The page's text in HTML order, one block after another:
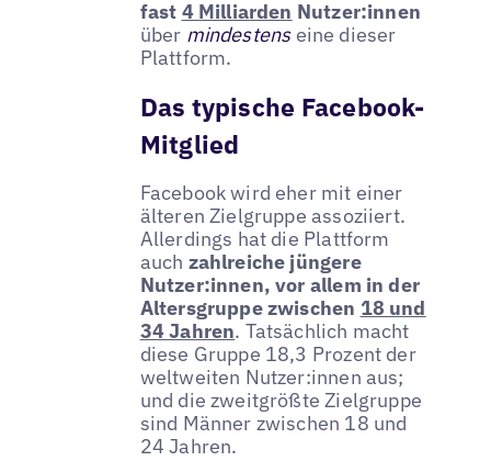
fast 4 Milliarden Nutzer:innen
über mindestenseine dieser
Plattform.
Das typische Facebook-
Mitglied
Facebook wird eher mit einer
älteren Zielgruppe assoziiert.
Allerdings hat die Plattform
auch zahlreiche jüngere
Nutzer:innen, vor allem in der
Altersgruppe zwischen 18 und
34 Jahren. Tatsächlich macht
diese Gruppe 18,3 Prozent der
weltweiten Nutzer:innen aus;
und die zweitgrößte Zielgruppe
sind Männer zwischen 18 und
24 Jahren.